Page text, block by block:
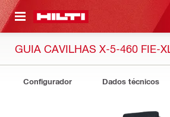
CONTENT
GUIA CAVILHAS X-5-460 FIE-XL
Configurador Dados técnicos